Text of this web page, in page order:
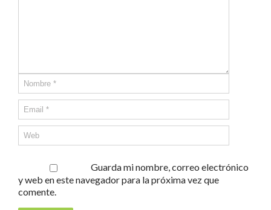
Guarda mi nombre, correo electrónico
y web en este navegador para la próxima vez que
comente.